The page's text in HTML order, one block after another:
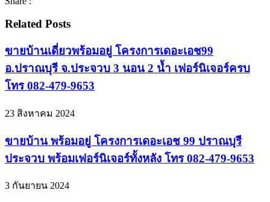
Related Posts
ขายบ้านเดี่ยวพร้อมอยู่ โครงการเดอะเอช99
อ.ปราณบุรี จ.ประจวบ 3 นอน 2 น้ำ เฟอร์นิเจอร์ครบ
โทร 082-479-9653
23 สิงหาคม 2024
ขายบ้าน พร้อมอยู่ โครงการเดอะเอช 99 ปราณบุรี
ประจวบ พร้อมเฟอร์นิเจอร์ทั้งหลัง โทร 082-479-9653
3 กันยายน 2024